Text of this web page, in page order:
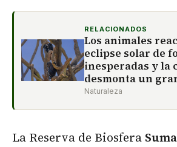
RELACIONADOS
Los animales
eclipse solar de
inesperadas y la
desmonta un
Naturaleza
La Reserva de Biosfera